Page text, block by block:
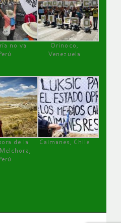
no va !
Orinoco,
Venezuela
de la
Caimanes, Chile